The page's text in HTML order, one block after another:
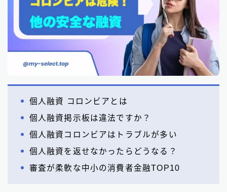
個人融資 コロンビアとは
個人融資掲示板は違法ですか？
個人融資コロンビアはトラブルが多い
個人融資を返せなかったらどうなる？
審査が柔軟な中小の消費者金融TOP10